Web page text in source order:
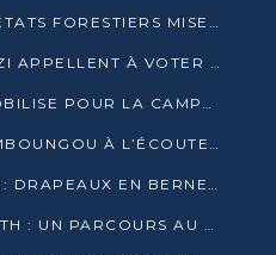
BASSIN DU CONGO : LES ÉTATS FORESTIERS MISENT SUR LES MARCHÉS CARBONE
LES SAGES DE MOUYONDZI APPELLENT À VOTER DENIS SASSOU-NGUESSO
LE CLUB 2002-PUR SE MOBILISE POUR LA CAMPAGNE
JOSEPH KIGNOUMBI KIA MBOUNGOU À L’ÉCOUTE DE TALANGAÏ
DÉCÈS DE FIRMIN AYESSA : DRAPEAUX EN BERNE LUNDI
PR. AIMÉ CHRISTIAN KAYATH : UN PARCOURS AU SERVICE DE LA RECHERCHE ET DE L’INNOVATION